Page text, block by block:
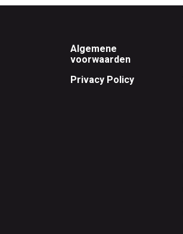
Footer
Algemene
voorwaarden
Privacy Policy